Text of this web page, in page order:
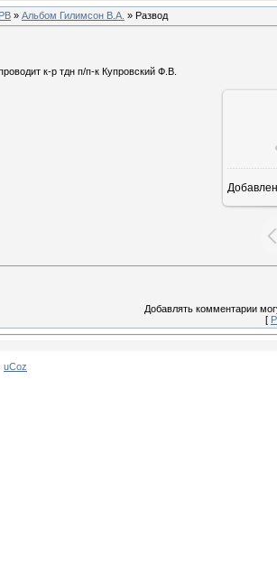
» Альбом Гилимсон В.А. » Развод
к-р тдн п/п-к Купровский Ф.В.
Добавлять комментарии
[
uCoz